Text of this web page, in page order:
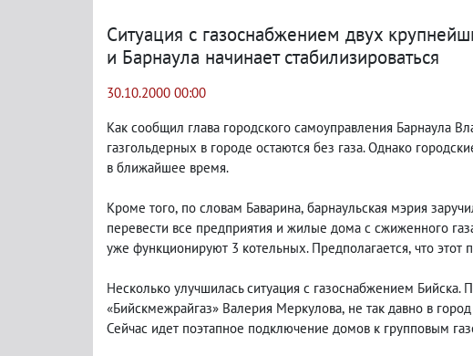
Ситуация с газоснабжением двух
и Барнаула начинает стабилизироваться
30.10.2000 00:00
Как сообщил глава городского самоуправления Барнаула
газгольдерных в городе остаются без газа. Однако
в ближайшее время.
Кроме того, по словам Баварина, барнаульская мэрия
перевести все предприятия и жилые дома с сжиженного
уже функционируют 3 котельных. Предполагается, что этот
Несколько улучшилась ситуация с газоснабжением Бийска.
«Бийскмежрайгаз» Валерия Меркулова, не так давно в
Сейчас идет поэтапное подключение домов к групповым